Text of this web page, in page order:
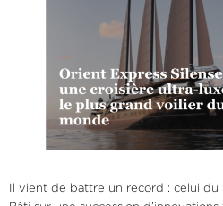
Il vient de battre un record : celui du